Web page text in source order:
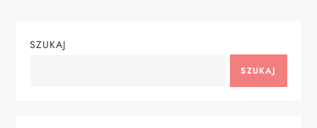
a
SZUKAJ
SZUKAJ